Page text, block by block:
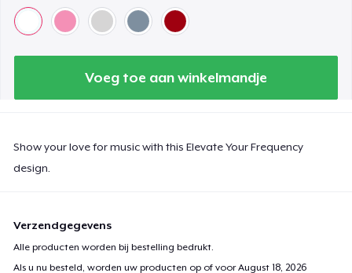
Voeg toe aan winkelmandje
Show your love for music with this Elevate Your Frequency
design.
Verzendgegevens
Alle producten worden bij bestelling bedrukt.
Als u nu besteld, worden uw producten op of voorAugust 18, 2026